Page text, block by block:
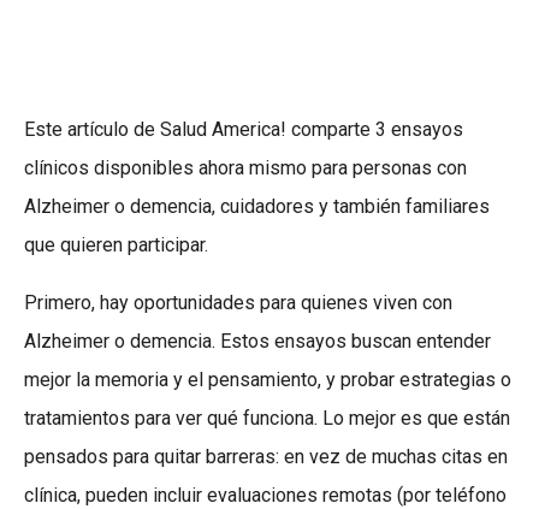
Este artículo de Salud America! comparte 3 ensayos
clínicos disponibles ahora mismo para personas con
Alzheimer o demencia, cuidadores y también familiares
que quieren participar.
Primero, hay oportunidades para quienes viven con
Alzheimer o demencia. Estos ensayos buscan entender
mejor la memoria y el pensamiento, y probar estrategias o
tratamientos para ver qué funciona. Lo mejor es que están
pensados para quitar barreras: en vez de muchas citas en
clínica, pueden incluir evaluaciones remotas (por teléfono